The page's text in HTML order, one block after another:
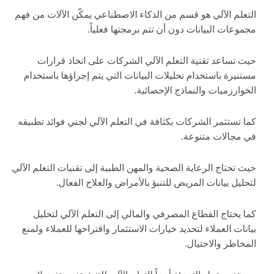
التعلم الآلي هو قسم من الذكاء الاصطناعي يمكّن الآلات من فهم
مجموعات البيانات دون أن تتم برمجتها فعلياً.
حيث تساعد تقنية التعلم الآلي الشركات على اتخاذ قرارات
مستنيرة باستخدام تحليلات البيانات التي يتم إجراؤها باستخدام
الخوارزميات والنماذج الإحصائية.
كما تستثمر الشركات بكثافة في التعلم الآلي لجني فوائد تطبيقه
في مجالات متنوعة.
حيث تحتاج الرعاية الصحية والمهن الطبية إلى تقنيات التعلم الآلي
لتحليل بيانات المريض للتنبؤ بالأمراض والعلاج الفعال.
كما يحتاج القطاع المصرفي والمالي إلى التعلم الآلي لتحليل
بيانات العملاء لتحديد خيارات الاستثمار واقتراحها للعملاء ولمنع
المخاطر والاحتيال.